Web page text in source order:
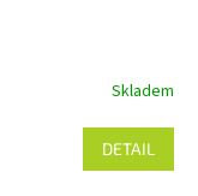
Skladem
DETAIL